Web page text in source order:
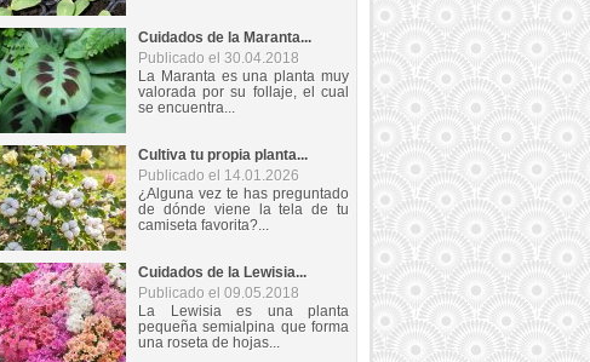
Cuidados de la Maranta...
Publicado el 30.04.2018
La Maranta es una planta muy
valorada por su follaje, el cual
se encuentra...
Cultiva tu propia planta...
Publicado el 14.01.2026
¿Alguna vez te has preguntado
de dónde viene la tela de tu
camiseta favorita?...
Cuidados de la Lewisia...
Publicado el 09.05.2018
La Lewisia es una planta
pequeña semialpina que forma
una roseta de hojas...